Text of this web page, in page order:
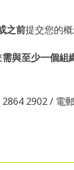
之前提交您的
需與至少一個組
2902 / 電郵